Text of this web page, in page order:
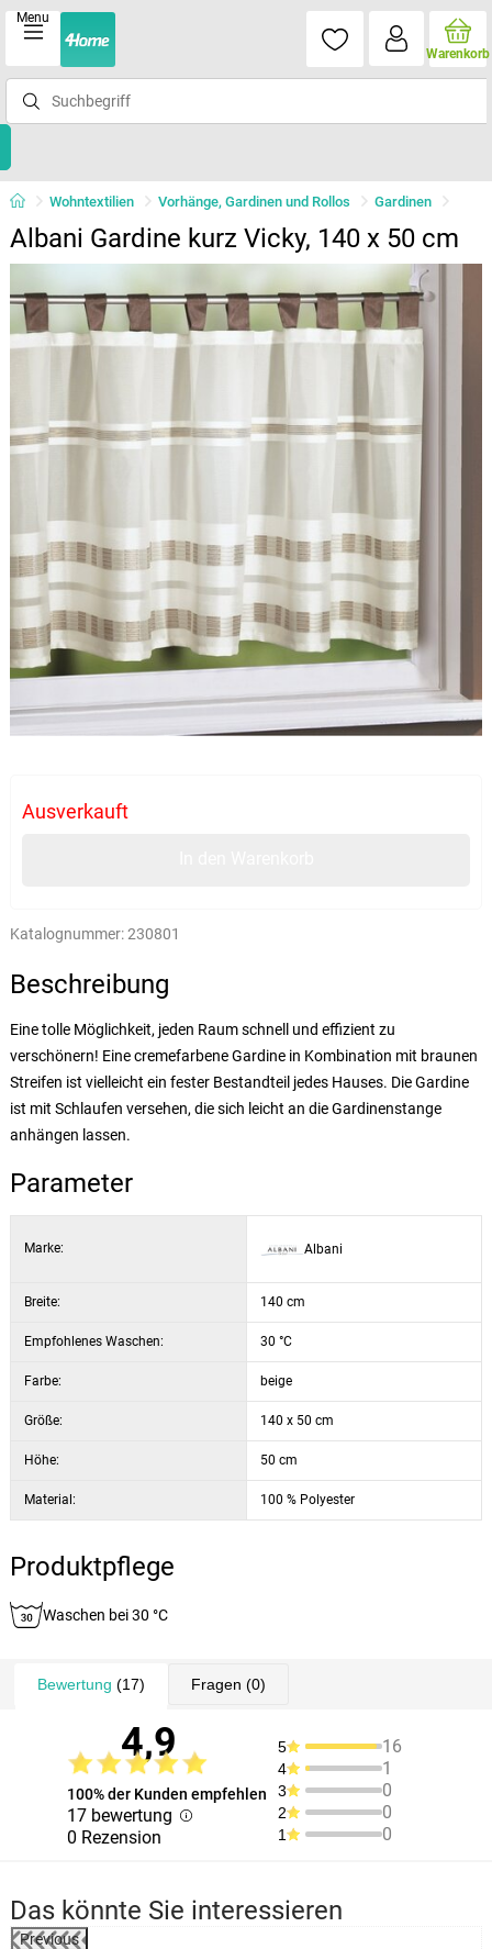
Menu
Warenkorb
Wohntextilien Vorhänge, Gardinen und Rollos Gardinen
Albani Gardine kurz Vicky, 140 x 50 cm
Ausverkauft
Katalognummer:230801
Beschreibung
Eine tolle Möglichkeit, jeden Raum schnell und effizient zu
verschönern! Eine cremefarbene Gardine in Kombination mit braunen
Streifen ist vielleicht ein fester Bestandteil jedes Hauses. Die Gardine
ist mit Schlaufen versehen, die sich leicht an die Gardinenstange
anhängen lassen.
Parameter
Marke: Albani
Breite: 140 cm
Empfohlenes Waschen: 30 °C
Farbe: beige
Größe: 140 x 50 cm
Höhe: 50 cm
Material: 100 % Polyester
Produktpflege
Waschen bei 30 °C
Bewertung (17) Fragen (0)
4,9
100% der Kunden empfehlen
17 bewertung
0 Rezension
5 16
4 1
3 0
2 0
1 0
Das könnte Sie interessieren
Previous